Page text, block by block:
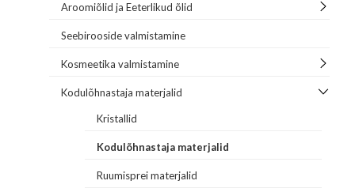
Aroomiõlid ja Eeterlikud õlid
Seebirooside valmistamine
Kosmeetika valmistamine
Kodulõhnastaja materjalid
Kristallid
Kodulõhnastaja materjalid
Ruumisprei materjalid